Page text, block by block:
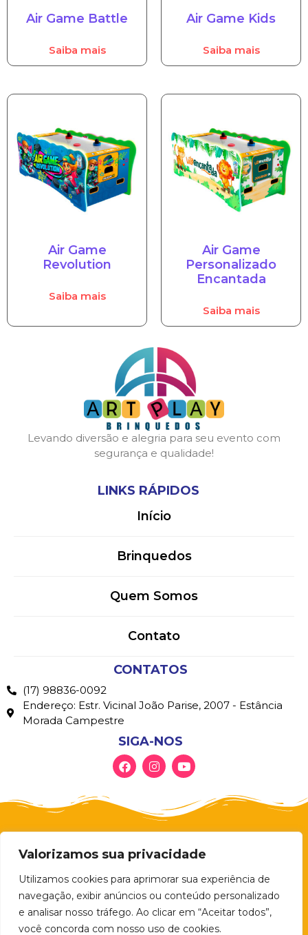
Valorizamos sua privacidade
Utilizamos cookies para aprimorar sua experiência de
navegação, exibir anúncios ou conteúdo personalizado
e analisar nosso tráfego. Ao clicar em “Aceitar todos”,
você concorda com nosso uso de cookies.
Air Game Battle
Saiba mais
Air Game Kids
Saiba mais
Air Game
Revolution
Saiba mais
Air Game
Personalizado
Encantada
Saiba mais
Levando diversão e alegria para seu evento com
segurança e qualidade!
LINKS RÁPIDOS
Início
Brinquedos
Quem Somos
Contato
CONTATOS
(17) 98836-0092
Endereço: Estr. Vicinal João Parise, 2007 - Estância
Morada Campestre
SIGA-NOS